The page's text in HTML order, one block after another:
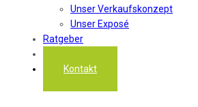
Unser Verkaufskonzept
Unser Exposé
Ratgeber
Kontakt